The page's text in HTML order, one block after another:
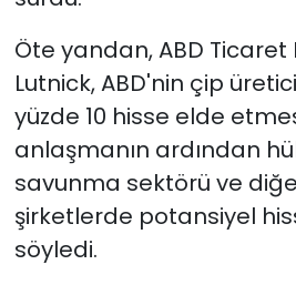
Öte yandan, ABD Ticaret
Lutnick, ABD'nin çip
yüzde 10 hisse elde
anlaşmanın ardından
savunma sektörü ve
şirketlerde potansiyel
söyledi.